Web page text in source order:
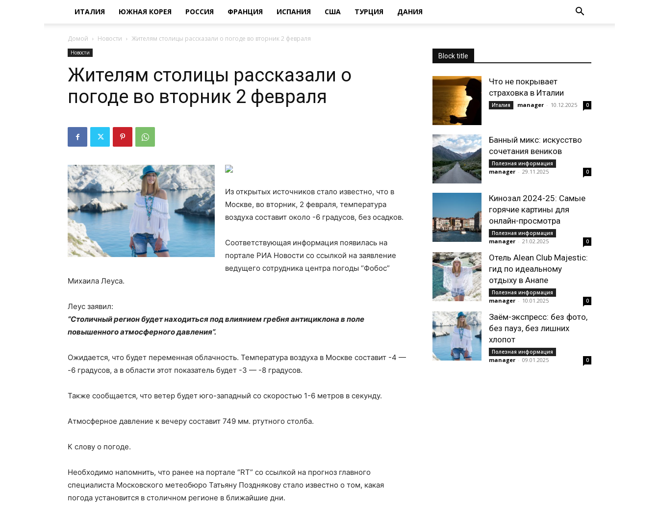
ИТАЛИЯ ЮЖНАЯ КОРЕЯ РОССИЯ ФРАНЦИЯ ИСПАНИЯ США ТУРЦИЯ ДАНИЯ
Домой Новости Жителям столицы рассказали о погоде во вторник 2 февраля
Новости
Жителям столицы рассказали о
погоде во вторник 2 февраля
Из открытых источников стало известно, что в
Москве, во вторник, 2 февраля, температура
воздуха составит около -6 градусов, без осадков.
Соответствующая информация появилась на
портале РИА Новости со ссылкой на заявление
ведущего сотрудника центра погоды “Фобос”
Михаила Леуса.
Леус заявил:
“Столичный регион будет находиться под влиянием гребня антициклона в поле
повышенного атмосферного давления”.
Ожидается, что будет переменная облачность. Температура воздуха в Москве составит -4 —
-6 градусов, а в области этот показатель будет -3 — -8 градусов.
Также сообщается, что ветер будет юго-западный со скоростью 1-6 метров в секунду.
Атмосферное давление к вечеру составит 749 мм. ртутного столба.
К слову о погоде.
Необходимо напомнить, что ранее на портале “RT” со ссылкой на прогноз главного
специалиста Московского метеобюро Татьяну Позднякову стало известно о том, какая
погода установится в столичном регионе в ближайшие дни.
Block title
Что не покрывает
страховка в Италии
Италия manager - 10.12.2025 0
Банный микс: искусство
сочетания веников
Полезная информация
manager - 29.11.2025 0
Кинозал 2024-25: Самые
горячие картины для
онлайн-просмотра
Полезная информация
manager - 21.02.2025 0
Отель Alean Club Majestic:
гид по идеальному
отдыху в Анапе
Полезная информация
manager - 10.01.2025 0
Заём-экспресс: без фото,
без пауз, без лишних
хлопот
Полезная информация
manager - 09.01.2025 0